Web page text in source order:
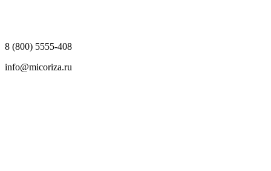
8 (800) 5555-408
info@micoriza.ru